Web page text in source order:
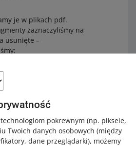
pokrewnym (np. piksele,
Twoich danych osobowych (między
dane przeglądarki), możemy
je w plikach pdf.
zaznaczyliśmy na
usunięte –
Allegro
na trwałym
temu masz gwarancję,
w niezmienionej postaci
Pliki możesz sprawdzić
tej usługi.